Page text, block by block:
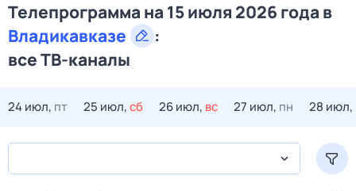
Телепрограмма на 15 июля 2026 года в
Владикавказе
:
все ТВ-каналы
24 июл, пт 25 июл,сб 26 июл, вс 27 июл, пн 28 июл,